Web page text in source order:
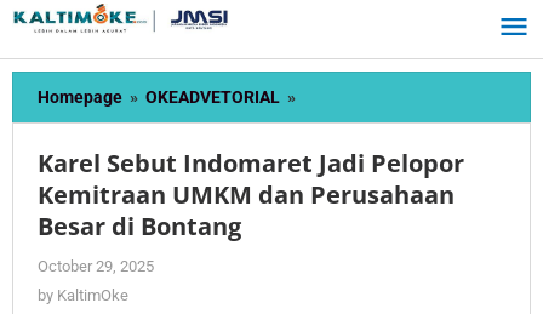
Skip
content
Homepage » OKEADVETORIAL »
Sebut
Jadi
Pelopor
Karel Sebut Indomaret Jadi Pelopor
Kemitraan UMKM dan Perusahaan
Besar di Bontang
October 29, 2025
by KaltimOke